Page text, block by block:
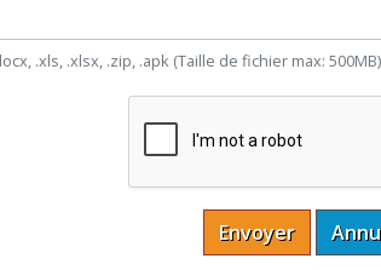
.xls, .xlsx, .zip, .apk (Taille de fichier max: 500MB)
Envoyer